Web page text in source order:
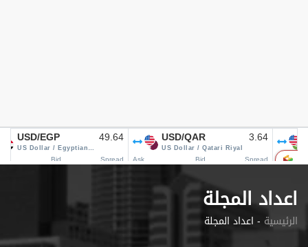
اعداد المجلة
اعداد المجلة - الرئيسية